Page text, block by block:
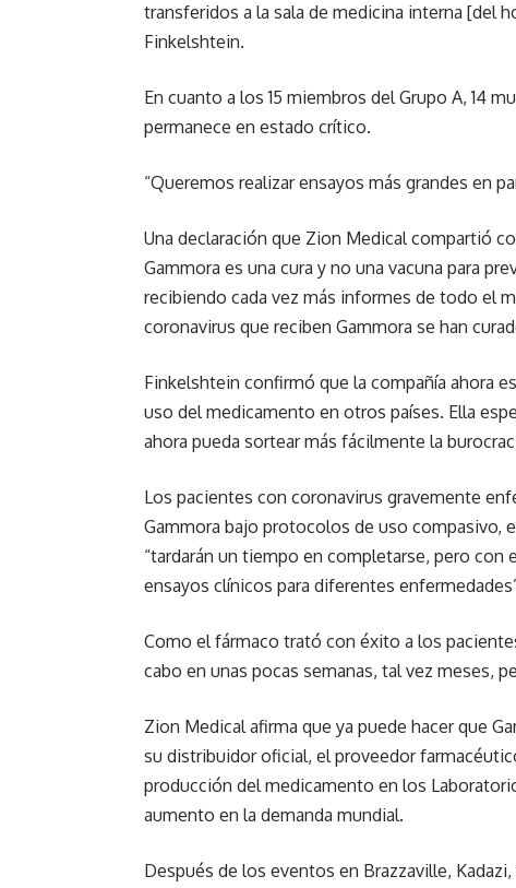
transferidos a la sala de medicina interna [del
Finkelshtein.
En cuanto a los 15 miembros del Grupo A, 14
permanece en estado crítico.
“Queremos realizar ensayos más grandes en
Una declaración que Zion Medical compartió
Gammora es una cura y no una vacuna para
recibiendo cada vez más informes de todo el
coronavirus que reciben Gammora se han
Finkelshtein confirmó que la compañía ahora
uso del medicamento en otros países. Ella
ahora pueda sortear más fácilmente la
Los pacientes con coronavirus gravemente
Gammora bajo protocolos de uso compasivo,
“tardarán un tiempo en completarse, pero con
ensayos clínicos para diferentes
Como el fármaco trató con éxito a los
cabo en unas pocas semanas, tal vez meses,
Zion Medical afirma que ya puede hacer que
su distribuidor oficial, el proveedor
producción del medicamento en los
aumento en la demanda mundial.
Después de los eventos en Brazzaville,